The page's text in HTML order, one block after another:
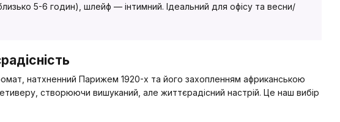
5-6 годин), шлейф — інтимний. Ідеальний для офісу та весни/
натхненний Парижем 1920-х та його захопленням африканською
створюючи вишуканий, але життєрадісний настрій. Це наш вибір